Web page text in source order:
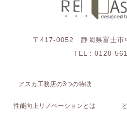
〒417-0052 静岡県富士市
TEL : 0120-
アスカ工務店の3つの特徴
性能向上リノベーションとは